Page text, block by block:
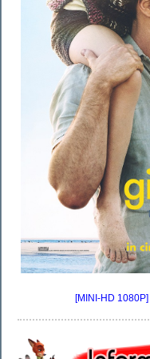
[MINI-HD